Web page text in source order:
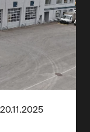
20.11.2025